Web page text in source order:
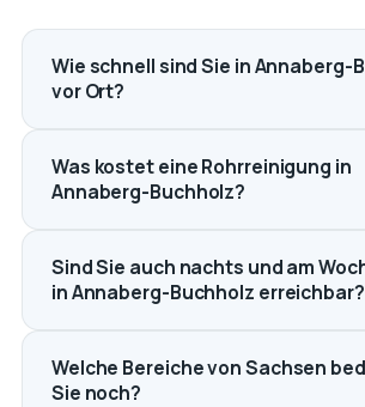
Wie schnell sind Sie in Annaberg-
vor Ort?
Was kostet eine Rohrreinigung in
Annaberg-Buchholz?
Sind Sie auch nachts und am
in Annaberg-Buchholz erreichbar?
Welche Bereiche von Sachsen
Sie noch?